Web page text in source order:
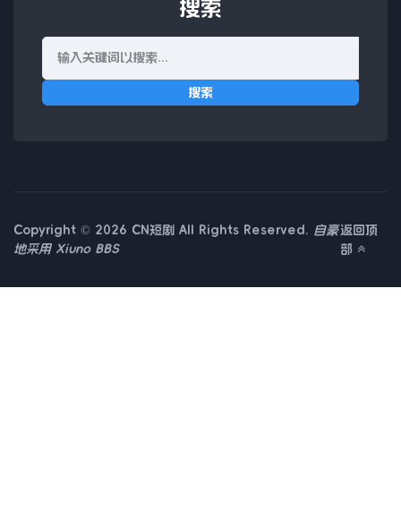
搜索
搜索
Copyright © 2026 CN短剧 All Rights Reserved.
自豪
地采用 Xiuno BBS
返回顶
部